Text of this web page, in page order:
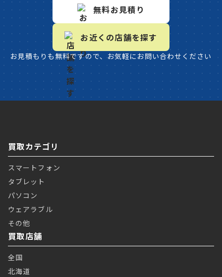
無料お見積り
お近くの店舗を探す
お見積もりも無料ですので、お気軽にお問い合わせください
買取カテゴリ
スマートフォン
タブレット
パソコン
ウェアラブル
その他
買取店舗
全国
北海道